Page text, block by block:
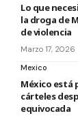
Lo que
la droga de
de violencia
Marzo 17, 2026
Mexico
México está
cárteles
equivocada